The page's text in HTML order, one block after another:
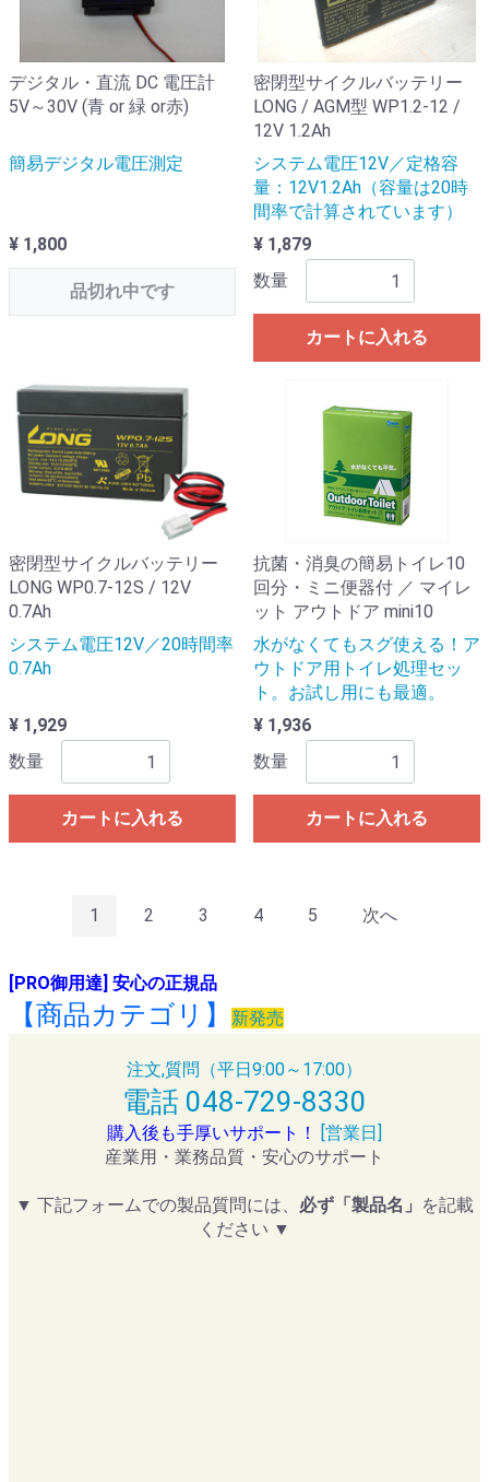
デジタル・直流 DC 電圧計
5V～30V (青 or 緑 or赤)
簡易デジタル電圧測定
¥ 1,800
品切れ中です
密閉型サイクルバッテリー
LONG / AGM型 WP1.2-12 /
12V 1.2Ah
システム電圧12V／定格容
量：12V1.2Ah（容量は20時
間率で計算されています）
¥ 1,879
数量
カートに入れる
密閉型サイクルバッテリー
LONG WP0.7-12S / 12V
0.7Ah
システム電圧12V／20時間率
0.7Ah
¥ 1,929
数量
カートに入れる
抗菌・消臭の簡易トイレ10
回分・ミニ便器付 ／ マイレ
ット アウトドア mini10
水がなくてもスグ使える！ア
ウトドア用トイレ処理セッ
ト。お試し用にも最適。
¥ 1,936
数量
カートに入れる
1 2 3 4 5 次へ
[PRO御用達] 安心の正規品
【商品カテゴリ】 新発売
注文,質問（平日9:00～17:00）
電話 048-729-8330
購入後も手厚いサポート！
[営業日]
産業用・業務品質・安心のサポート
▼ 下記フォームでの製品質問には、 必ず「製品名」 を記載
ください ▼